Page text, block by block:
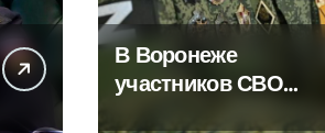
В Воронеже
участников СВО